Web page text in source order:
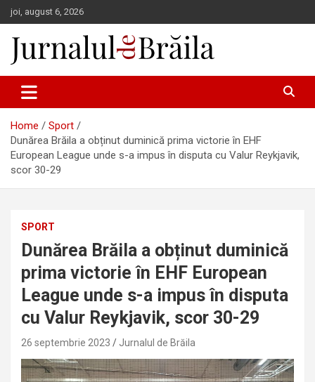
Skip
to
content
joi, august 6, 2026
Jurnalul de Brăila
Home
Sport
Dunărea Brăila a obținut duminică prima victorie în EHF
European League unde s-a impus în disputa cu Valur Reykjavik,
scor 30-29
SPORT
Dunărea Brăila a obținut duminică
prima victorie în EHF European
League unde s-a impus în disputa
cu Valur Reykjavik, scor 30-29
26 septembrie 2023 Jurnalul de Brăila